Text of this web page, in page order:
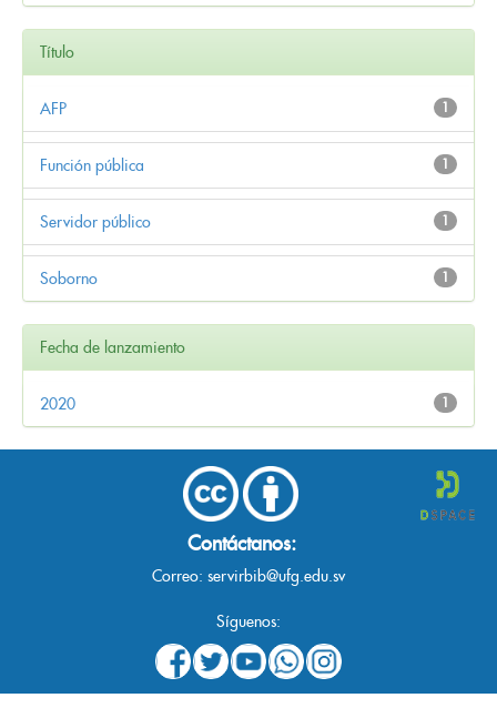
Título
1
AFP
1
Función pública
1
Servidor público
1
Soborno
Fecha de lanzamiento
1
2020
Contáctanos:
Correo: servirbib@ufg.edu.sv
Síguenos: